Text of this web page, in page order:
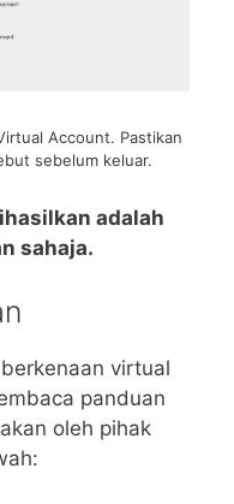
Account. Pastikan
sebelum keluar.
adalah
sahaja.
virtual
panduan
oleh pihak